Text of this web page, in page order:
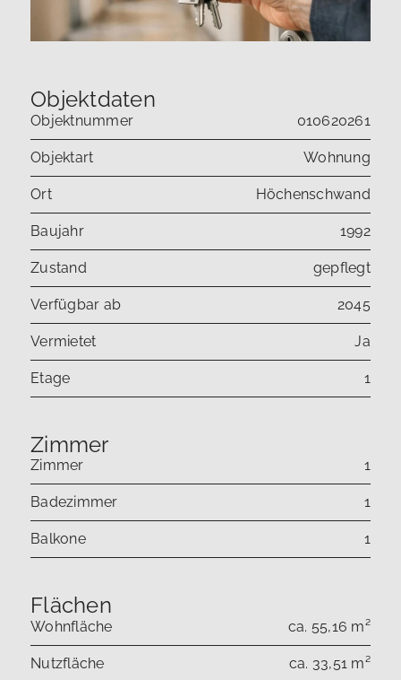
Objektdaten
Objektnummer 010620261
Objektart Wohnung
Ort Höchenschwand
Baujahr 1992
Zustand gepflegt
Verfügbar ab 2045
Vermietet Ja
Etage 1
Zimmer
Zimmer 1
Badezimmer 1
Balkone 1
Flächen
Wohnfläche ca. 55,16 m²
Nutzfläche ca. 33,51 m²